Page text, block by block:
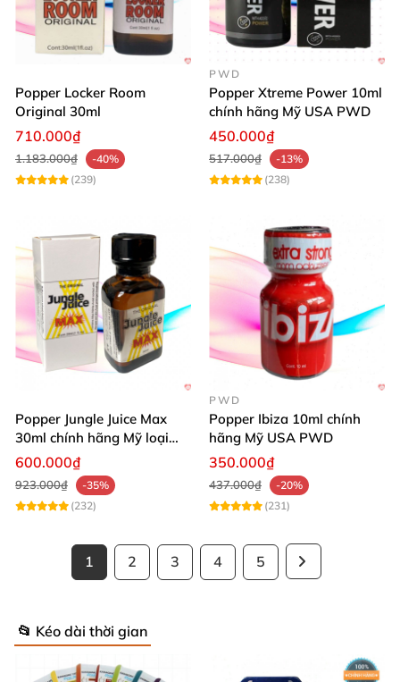
Popper Locker Room
Original 30ml
710.000₫
1.183.000₫
-40%
(239)
PWD
Popper Xtreme Power 10ml
chính hãng Mỹ USA PWD
450.000₫
517.000₫
-13%
(238)
Popper Jungle Juice Max
30ml chính hãng Mỹ loại
mạnh cho Top Bot
600.000₫
923.000₫
-35%
(232)
PWD
Popper Ibiza 10ml chính
hãng Mỹ USA PWD
350.000₫
437.000₫
-20%
(231)
1 2 3 4 5
📂 Kéo dài thời gian